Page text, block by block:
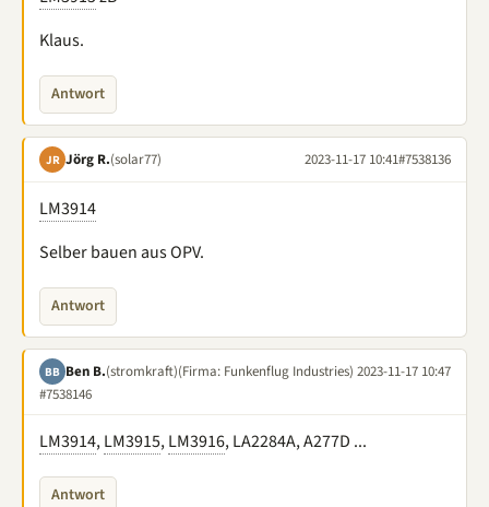
Klaus.
Antwort
JR Jörg R.(solar77) 2023-11-17 10:41#7538136
LM3914
Selber bauen aus OPV.
Antwort
BB Ben B.(stromkraft)(Firma: Funkenflug Industries) 2023-11-17 10:47
#7538146
LM3914,LM3915,LM3916, LA2284A, A277D ...
Antwort